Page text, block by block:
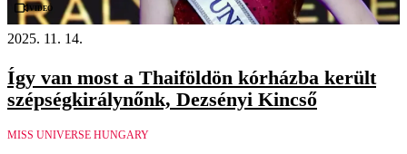
Videó
2025. 11. 14.
Így van most a Thaiföldön kórházba került
szépségkirálynőnk, Dezsényi Kincső
MISS UNIVERSE HUNGARY